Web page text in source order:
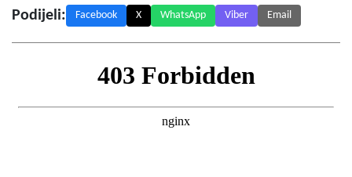
Podijeli: Facebook X WhatsApp Viber Email